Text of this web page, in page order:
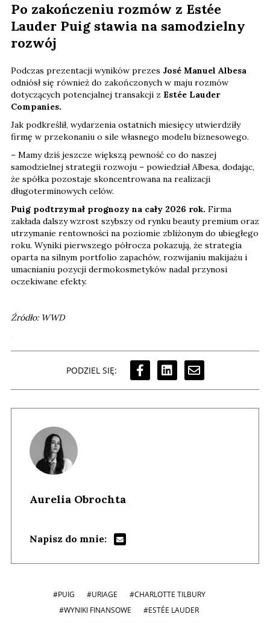
Po zakończeniu rozmów z Estée
Lauder Puig stawia na samodzielny
rozwój
Podczas prezentacji wyników prezes José Manuel Albesa
odniósł się również do zakończonych w maju rozmów
dotyczących potencjalnej transakcji z Estée Lauder
Companies.
Jak podkreślił, wydarzenia ostatnich miesięcy utwierdziły
firmę w przekonaniu o sile własnego modelu biznesowego.
– Mamy dziś jeszcze większą pewność co do naszej
samodzielnej strategii rozwoju – powiedział Albesa, dodając,
że spółka pozostaje skoncentrowana na realizacji
długoterminowych celów.
Puig podtrzymał prognozy na cały 2026 rok. Firma
zakłada dalszy wzrost szybszy od rynku beauty premium oraz
utrzymanie rentowności na poziomie zbliżonym do ubiegłego
roku. Wyniki pierwszego półrocza pokazują, że strategia
oparta na silnym portfolio zapachów, rozwijaniu makijażu i
umacnianiu pozycji dermokosmetyków nadal przynosi
oczekiwane efekty.
Źródło: WWD
PODZIEL SIĘ:
Aurelia Obrochta
Napisz do mnie:
#PUIG #URIAGE
#CHARLOTTE TILBURY
#WYNIKI FINANSOWE
#ESTÉE LAUDER